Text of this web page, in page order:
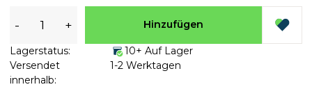
- + Hinzufügen
Lagerstatus:
10+ Auf Lager
Versendet
innerhalb:
1-2 Werktagen